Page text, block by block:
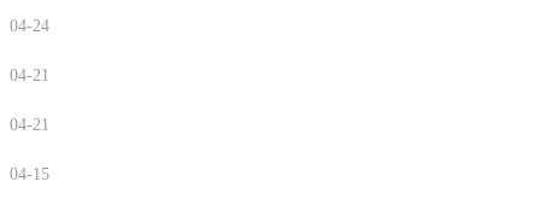
04-24
04-21
04-21
04-15